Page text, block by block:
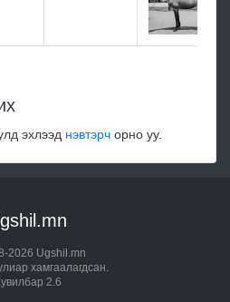
эхлээд нэвтэрч орно уу.
2026 Ugshil.mn
хамгаалагдсан.
2.6